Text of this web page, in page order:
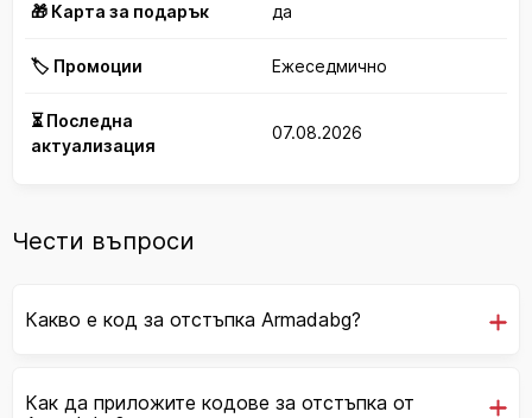
🎁 Карта за подарък да
🏷️ Промоции Ежеседмично
⏳ Последна
актуализация
07.08.2026
Чести въпроси
Какво е код за отстъпка Armadabg?
Как да приложите кодове за отстъпка от